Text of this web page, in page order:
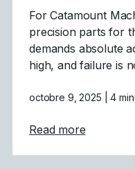
For Catamount
precision parts for
demands absolute
high, and failure is
octobre 9, 2025 | 4
Read moreabout